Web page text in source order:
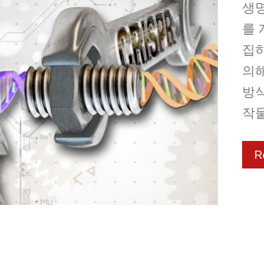
생
를
집
의
방
작